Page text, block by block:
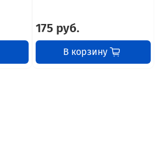
175 руб.
В корзину